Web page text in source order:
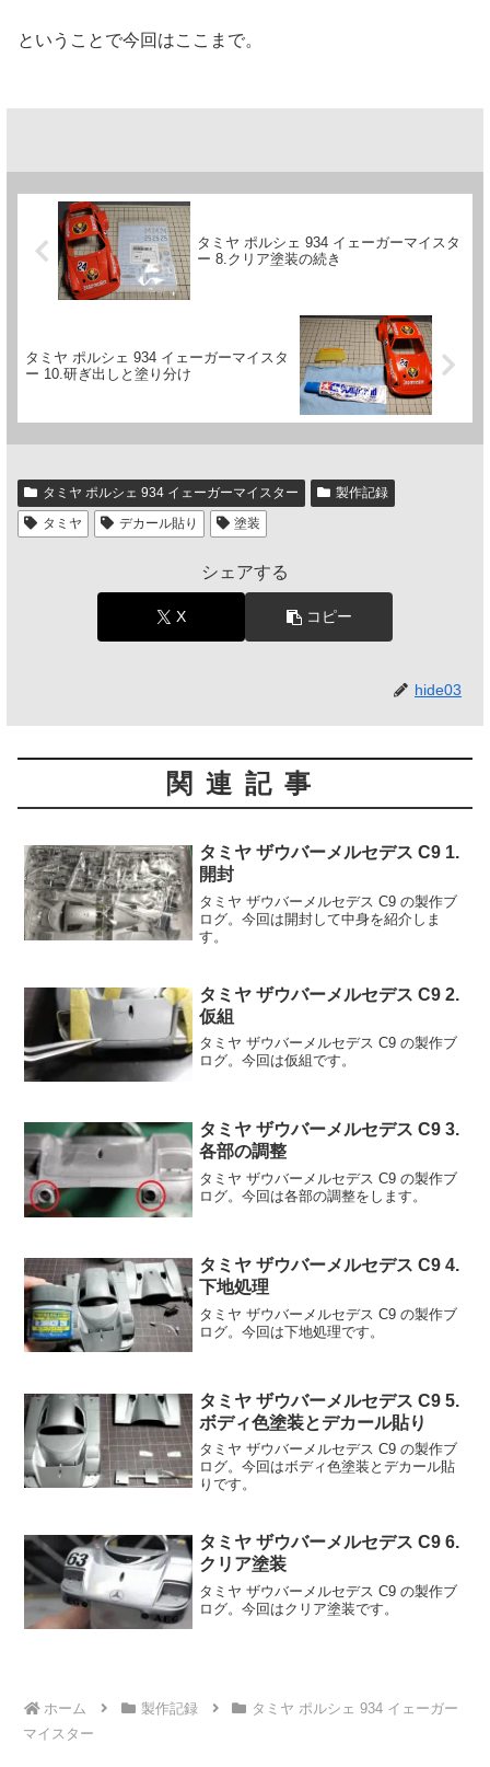
ということで今回はここまで。
タミヤ ポルシェ 934 イェーガーマイスタ
ー 8.クリア塗装の続き
タミヤ ポルシェ 934 イェーガーマイスタ
ー 10.研ぎ出しと塗り分け
タミヤ ポルシェ 934 イェーガーマイスター
製作記録
タミヤ
デカール貼り 塗装
シェアする
X コピー
hide03
関連記事
タミヤ ザウバーメルセデス C9 1.
開封
タミヤ ザウバーメルセデス C9 の製作ブ
ログ。今回は開封して中身を紹介しま
す。
タミヤ ザウバーメルセデス C9 2.
仮組
タミヤ ザウバーメルセデス C9 の製作ブ
ログ。今回は仮組です。
タミヤ ザウバーメルセデス C9 3.
各部の調整
タミヤ ザウバーメルセデス C9 の製作ブ
ログ。今回は各部の調整をします。
タミヤ ザウバーメルセデス C9 4.
下地処理
タミヤ ザウバーメルセデス C9 の製作ブ
ログ。今回は下地処理です。
タミヤ ザウバーメルセデス C9 5.
ボディ色塗装とデカール貼り
タミヤ ザウバーメルセデス C9 の製作ブ
ログ。今回はボディ色塗装とデカール貼
りです。
タミヤ ザウバーメルセデス C9 6.
クリア塗装
タミヤ ザウバーメルセデス C9 の製作ブ
ログ。今回はクリア塗装です。
ホーム 製作記録
タミヤ ポルシェ 934 イェーガー
マイスター